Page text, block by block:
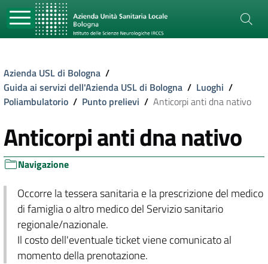
Azienda USL di Bologna /
Guida ai servizi dell'Azienda USL di Bologna / Luoghi /
Poliambulatorio / Punto prelievi / Anticorpi anti dna nativo
Anticorpi anti dna nativo
Navigazione
Occorre la tessera sanitaria e la prescrizione del medico
di famiglia o altro medico del Servizio sanitario
regionale/nazionale.
Il costo dell'eventuale ticket viene comunicato al
momento della prenotazione.